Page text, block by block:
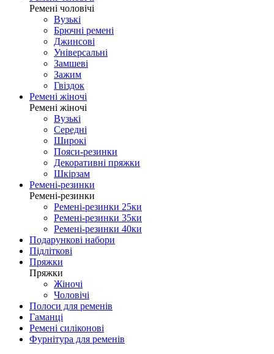
Ремені чоловічі
Вузькі
Брючні ремені
Джинсові
Універсальні
Замшеві
Зажим
Гвіздок
Ремені жіночі
Ремені жіночі
Вузькі
Середні
Широкі
Пояси-резинки
Декоративні пряжки
Шкірзам
Ремені-резинки
Ремені-резинки
Ремені-резинки 25ки
Ремені-резинки 35ки
Ремені-резинки 40ки
Подарункові набори
Підліткові
Пряжки
Пряжки
Жіночі
Чоловічі
Полоси для ременів
Гаманці
Ремені силіконові
Фурнітура для ременів